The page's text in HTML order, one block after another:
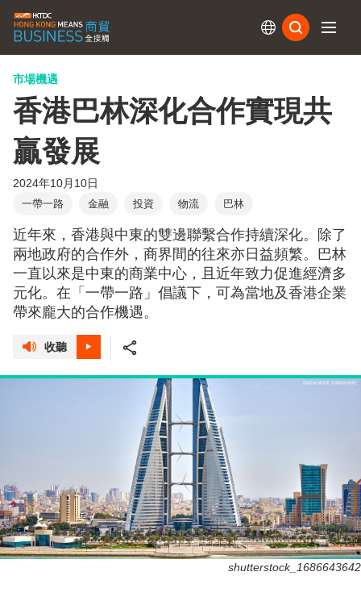
市場機遇
香港巴林深化合作實現共
贏發展
2024年10月10日
一帶一路 金融 投資 物流 巴林
近年來，香港與中東的雙邊聯繫合作持續深化。除了
兩地政府的合作外，商界間的往來亦日益頻繁。巴林
一直以來是中東的商業中心，且近年致力促進經濟多
元化。在「一帶一路」倡議下，可為當地及香港企業
帶來龐大的合作機遇。
收聽
shutterstock_1686643642